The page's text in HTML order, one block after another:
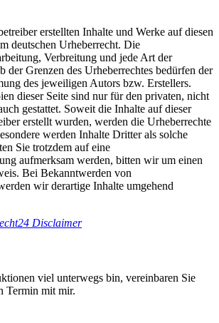
erstellten Inhalte und Werke auf diesen
deutschen Urheberrecht. Die
Verbreitung und jede Art der
der Grenzen des Urheberrechtes bedürfen der
des jeweiligen Autors bzw. Erstellers.
dieser Seite sind nur für den privaten, nicht
gestattet. Soweit die Inhalte auf dieser
erstellt wurden, werden die Urheberrechte
werden Inhalte Dritter als solche
Sie trotzdem auf eine
aufmerksam werden, bitten wir um einen
Bei Bekanntwerden von
wir derartige Inhalte umgehend
Disclaimer
viel unterwegs bin, vereinbaren Sie
Termin mit mir.